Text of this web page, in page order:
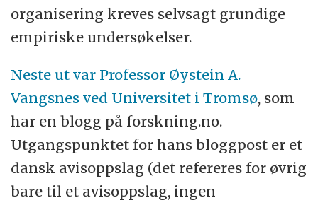
organisering kreves selvsagt grundige
empiriske undersøkelser.
Neste ut var Professor Øystein A.
Vangsnes ved Universitet i Tromsø, som
har en blogg på forskning.no.
Utgangspunktet for hans bloggpost er et
dansk avisoppslag (det refereres for øvrig
bare til et avisoppslag, ingen